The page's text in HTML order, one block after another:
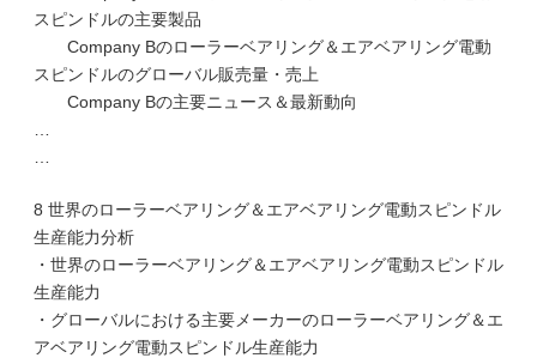
スピンドルの主要製品
Company Bのローラーベアリング＆エアベアリング電動
スピンドルのグローバル販売量・売上
Company Bの主要ニュース＆最新動向
8 世界のローラーベアリング＆エアベアリング電動スピンドル
生産能力分析
・世界のローラーベアリング＆エアベアリング電動スピンドル
生産能力
・グローバルにおける主要メーカーのローラーベアリング＆エ
アベアリング電動スピンドル生産能力